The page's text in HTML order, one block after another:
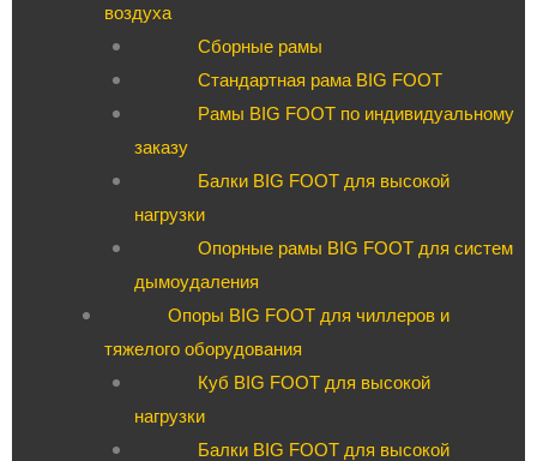
воздуха
Сборные рамы
Стандартная рама BIG FOOT
Рамы BIG FOOT по индивидуальному
заказу
Балки BIG FOOT для высокой
нагрузки
Опорные рамы BIG FOOT для систем
дымоудаления
Опоры BIG FOOT для чиллеров и
тяжелого оборудования
Куб BIG FOOT для высокой
нагрузки
Балки BIG FOOT для высокой